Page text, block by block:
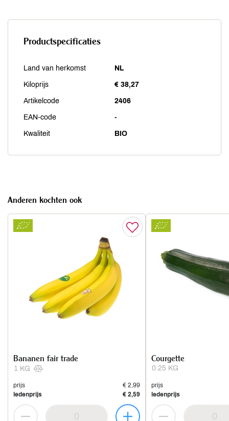
Productspecificaties
Land van herkomst NL
Kiloprijs € 38,27
Artikelcode 2406
EAN-code -
Kwaliteit BIO
Anderen kochten ook
1 KG
Bananen fair trade
prijs
€ 2,99
ledenprijs
€ 2,59
0.25 KG
Courgette
prijs
ledenprijs